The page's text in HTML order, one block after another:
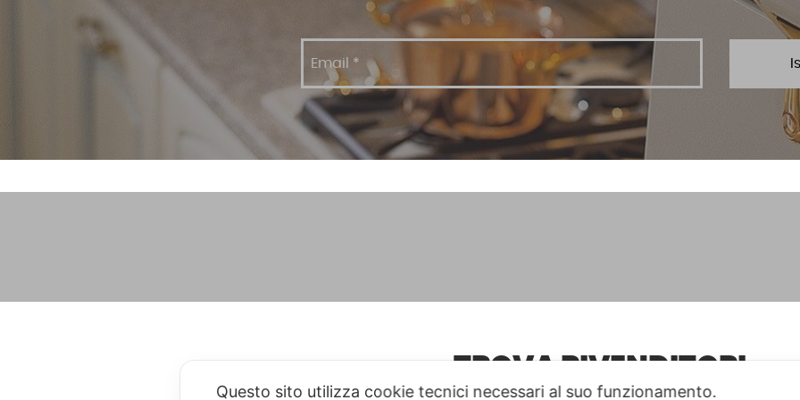
TROVA RIVENDITORI
Questo sito utilizza cookie tecnici necessari al suo funzionamento.